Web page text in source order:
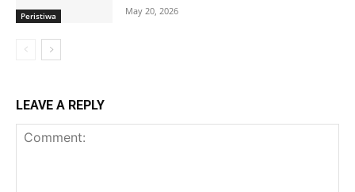
Peristiwa May 20, 2026
LEAVE A REPLY